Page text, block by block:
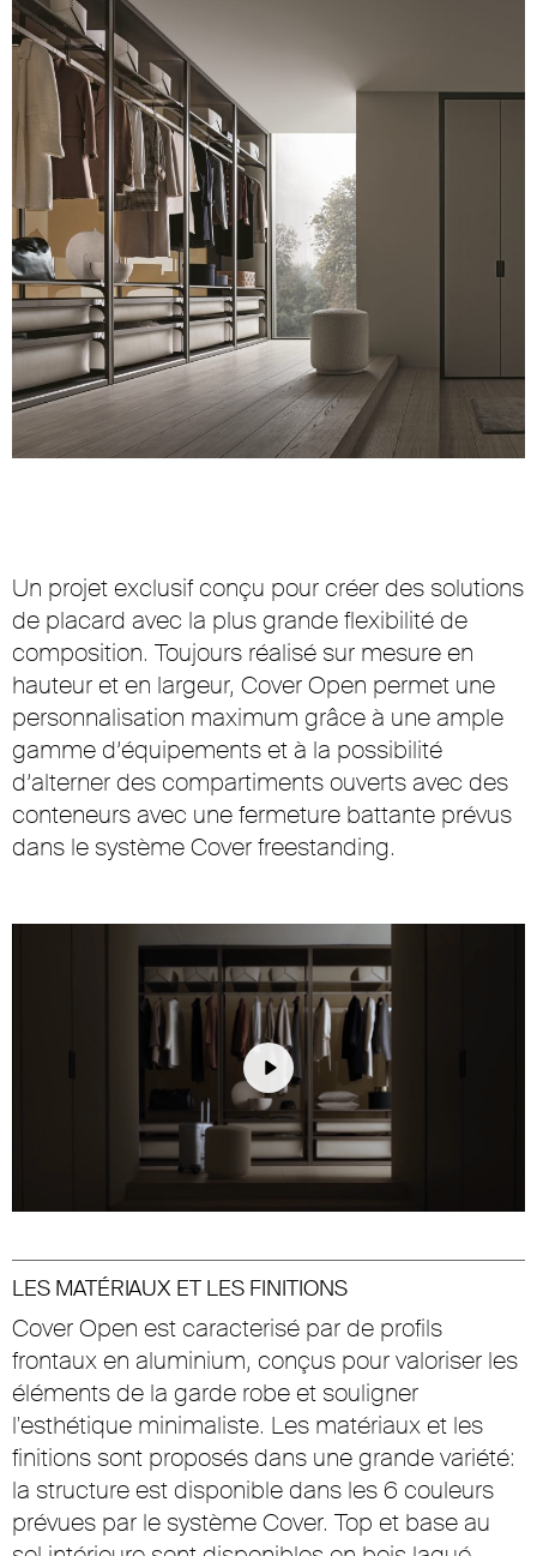
Un projet exclusif conçu pour créer des solutions
de placard avec la plus grande flexibilité de
composition. Toujours réalisé sur mesure en
hauteur et en largeur, Cover Open permet une
personnalisation maximum grâce à une ample
gamme d’équipements et à la possibilité
d’alterner des compartiments ouverts avec des
conteneurs avec une fermeture battante prévus
dans le système Cover freestanding.
Unmute Settings
Play
LES MATÉRIAUX ET LES FINITIONS
Cover Open est caracterisé par de profils
frontaux en aluminium, conçus pour valoriser les
éléments de la garde robe et souligner
l'esthétique minimaliste. Les matériaux et les
finitions sont proposés dans une grande variété:
la structure est disponible dans les 6 couleurs
prévues par le système Cover. Top et base au